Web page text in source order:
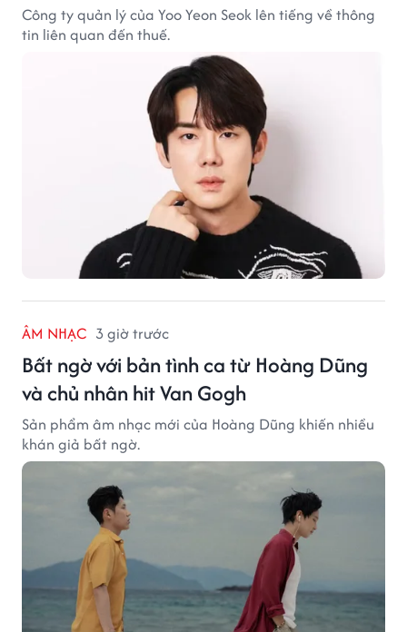
Công ty quản lý của Yoo Yeon Seok lên tiếng về thông
tin liên quan đến thuế.
ÂM NHẠC 3 giờ trước
Bất ngờ với bản tình ca từ Hoàng Dũng
và chủ nhân hit Van Gogh
Sản phẩm âm nhạc mới của Hoàng Dũng khiến nhiều
khán giả bất ngờ.